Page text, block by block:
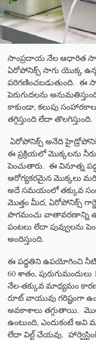
సాంప్రదాయ నేల ఆధారిత
ఏరోపోనిక్స్ సాగు యొక్క
పరిగణించబడుతుంది. ఈ
పెరుగుదలను
కాకుండా, కలుపు
తగ్గిస్తుంది లేదా తొలగిస్తుంది.
ఏరోపోనిక్స్ అనేది
ఈ ప్రక్రియలో మొక్కలను
పెంచుతారు. ఈ వినూత్న
ఆరోగ్యకరమైన మొక్కలు
అదే సమయంలో తక్కువ
మొత్తం మీద, ఏరోపోనిక్స్
పొగమంచు వాతావరణాన్ని
పంటలు లేదా పువ్వులను
అందిస్తుంది.
ఈ పద్ధతిని ఉపయోగించి నీటి
60 శాతం,
నేల-తక్కువ మాధ్యమం
రూట్ వాయువు గరిష్టంగా
అవకాశాలు తగ్గుతాయి.
ఉంటుంది, ఎందుకంటే అవి
లేదా విల్ట్ చేయవు.